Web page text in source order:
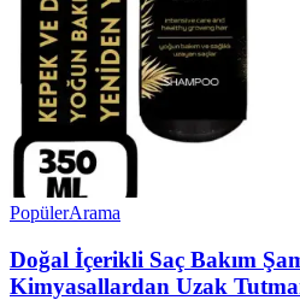
PopülerArama
Doğal İçerikli Saç Bakım
Kimyasallardan Uzak